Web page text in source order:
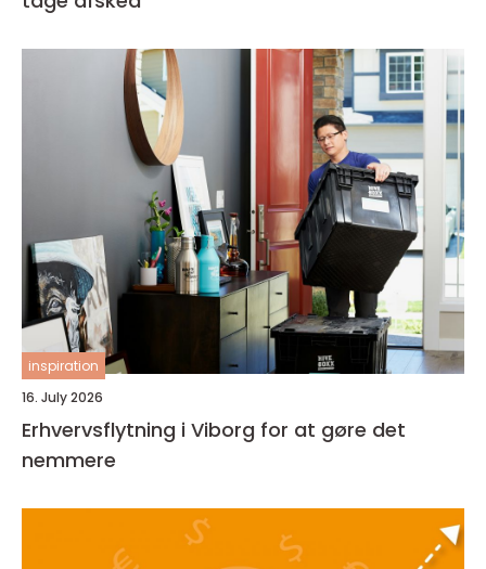
inspiration
16. July 2026
Erhvervsflytning i Viborg for at gøre det
nemmere